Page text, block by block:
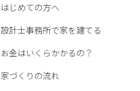
はじめての方へ
設計士事務所で家を建てる
お金はいくらかかるの？
家づくりの流れ